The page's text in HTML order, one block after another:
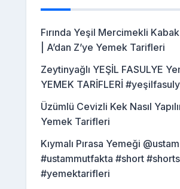
Fırında Yeşil Mercimekli
| A’dan Z’ye Yemek Tarifleri
Zeytinyağlı YEŞİL FASULYE
YEMEK TARİFLERİ
Üzümlü Cevizli Kek Nasıl
Yemek Tarifleri
Kıymalı Pırasa Yemeği
#ustammutfakta #short
#yemektarifleri